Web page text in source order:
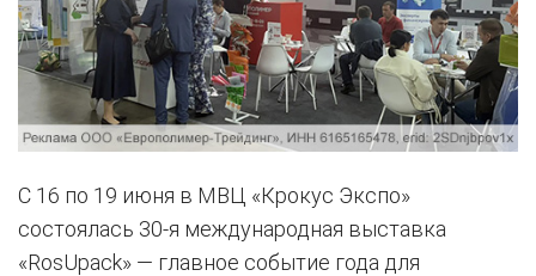
С 16 по 19 июня в МВЦ «Крокус Экспо»
состоялась 30-я международная выставка
«RosUpack» — главное событие года для